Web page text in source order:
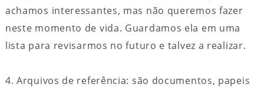
achamos interessantes, mas não queremos fazer
neste momento de vida. Guardamos ela em uma
lista para revisarmos no futuro e talvez a realizar.
4. Arquivos de referência: são documentos, papeis